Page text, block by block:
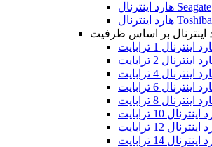
هارد اینترنال Seagate
هارد اینترنال Toshiba
اینترنال بر اساس ظرفیت
اینترنال 1 ترابایت
اینترنال 2 ترابایت
اینترنال 4 ترابایت
اینترنال 6 ترابایت
اینترنال 8 ترابایت
10 ترابایت
12 ترابایت
14 ترابایت